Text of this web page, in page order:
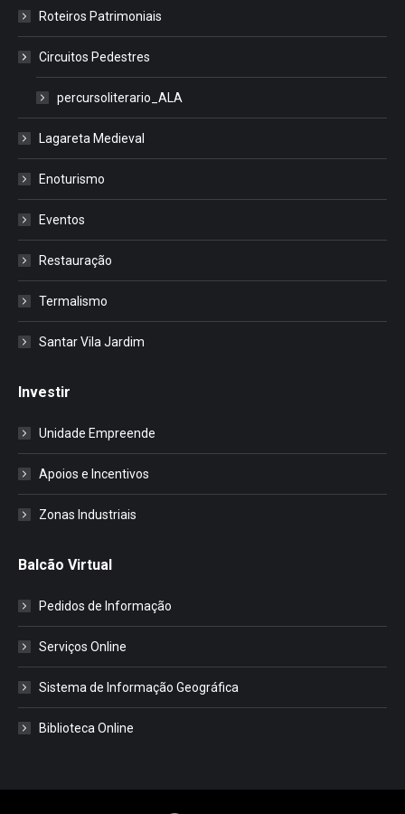
Roteiros Patrimoniais
Circuitos Pedestres
percursoliterario_ALA
Lagareta Medieval
Enoturismo
Eventos
Restauração
Termalismo
Santar Vila Jardim
Investir
Unidade Empreende
Apoios e Incentivos
Zonas Industriais
Balcão Virtual
Pedidos de Informação
Serviços Online
Sistema de Informação Geográfica
Biblioteca Online